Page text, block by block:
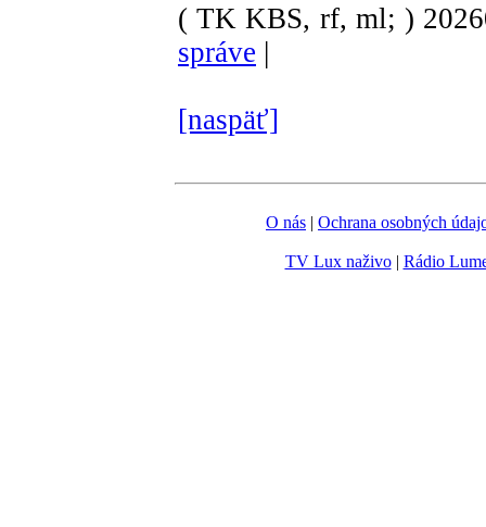
( TK KBS, rf, ml; )
správe |
[naspäť]
O nás | Ochrana osobných
TV Lux naživo| Rádio